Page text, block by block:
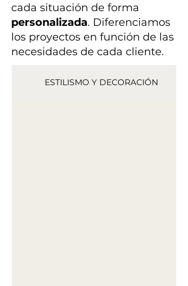
cada situación de forma
personalizada. Diferenciamos
los proyectos en función de las
necesidades de cada cliente.
ESTILISMO Y DECORACIÓN